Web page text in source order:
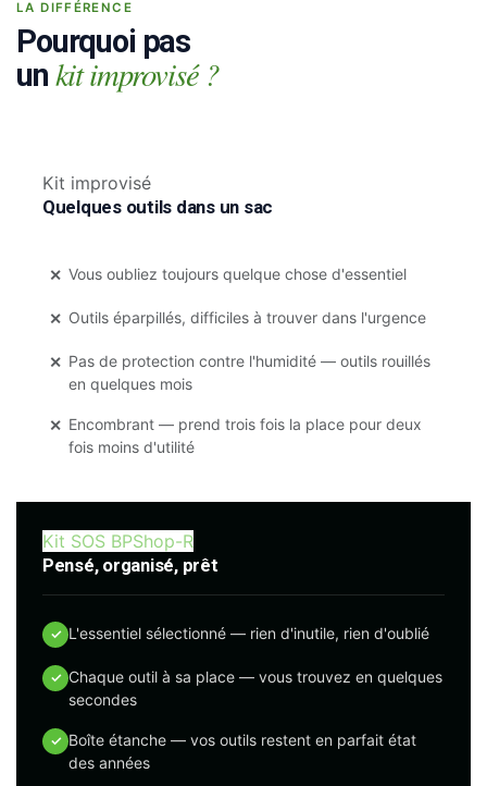
LA DIFFÉRENCE
Pourquoi pas
un kit improvisé ?
Kit improvisé
Quelques outils dans un sac
✕ Vous oubliez toujours quelque chose d'essentiel
✕ Outils éparpillés, difficiles à trouver dans l'urgence
✕ Pas de protection contre l'humidité — outils rouillés
en quelques mois
✕ Encombrant — prend trois fois la place pour deux
fois moins d'utilité
Kit SOS BPShop-R
Pensé, organisé, prêt
✓ L'essentiel sélectionné — rien d'inutile, rien d'oublié
✓ Chaque outil à sa place — vous trouvez en quelques
secondes
✓ Boîte étanche — vos outils restent en parfait état
des années